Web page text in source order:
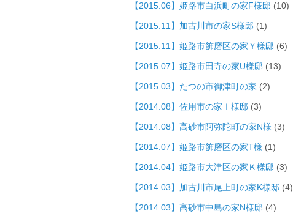
【2015.06】姫路市白浜町の家F様邸 (10)
【2015.11】加古川市の家S様邸 (1)
【2015.11】姫路市飾磨区の家Ｙ様邸 (6)
【2015.07】姫路市田寺の家U様邸 (13)
【2015.03】たつの市御津町の家 (2)
【2014.08】佐用市の家Ｉ様邸 (3)
【2014.08】高砂市阿弥陀町の家N様 (3)
【2014.07】姫路市飾磨区の家T様 (1)
【2014.04】姫路市大津区の家Ｋ様邸 (3)
【2014.03】加古川市尾上町の家K様邸 (4)
【2014.03】高砂市中島の家N様邸 (4)